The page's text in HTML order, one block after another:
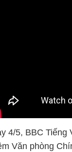
4/5, BBC Tiếng
Văn phòng